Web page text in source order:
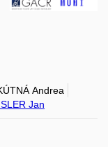
Andrea
Jan